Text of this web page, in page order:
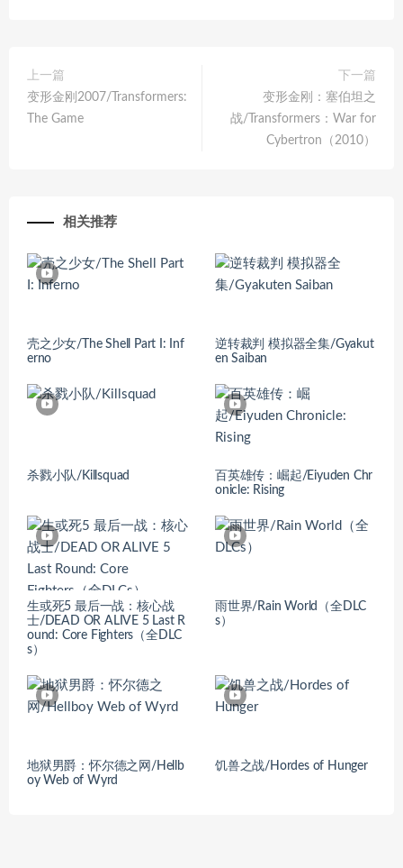
上一篇
变形金刚2007/Transformers:
The Game
下一篇
变形金刚：塞伯坦之
战/Transformers：War for
Cybertron（2010）
相关推荐
壳之少女/The Shell Part I: Inf
erno
逆转裁判 模拟器全集/Gyakut
en Saiban
杀戮小队/Killsquad
百英雄传：崛起/Eiyuden Chr
onicle: Rising
生或死5 最后一战：核心战
士/DEAD OR ALIVE 5 Last R
ound: Core Fighters（全DLC
s）
雨世界/Rain World（全DLC
s）
地狱男爵：怀尔德之网/Hellb
oy Web of Wyrd
饥兽之战/Hordes of Hunger